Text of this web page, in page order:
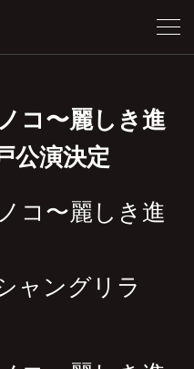
コ〜麗しき進
公演決定
コ〜麗しき進
ャングリラ